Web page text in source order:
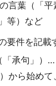
言葉（「
等）など
要件を記載
承句」）…
から始め